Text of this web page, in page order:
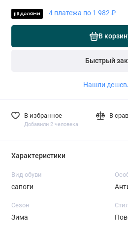
4 платежа по 1 982 ₽
В
Быстрый
Нашли
В избранное
Добавили 2 человека
В
Характеристики
Вид обуви
сапоги
Сезон
Зима